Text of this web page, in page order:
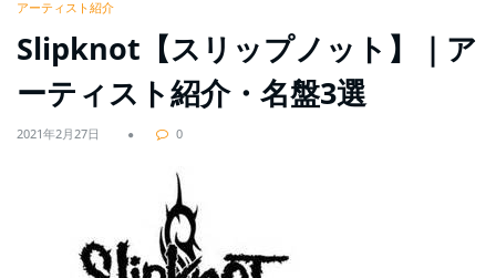
アーティスト紹介
Slipknot【スリップノット】｜ア
ーティスト紹介・名盤3選
2021年2月27日 0